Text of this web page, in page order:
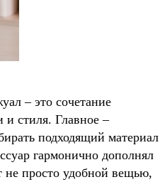
– это сочетание
и стиля. Главное –
подходящий материал
гармонично дополнял
не просто удобной вещью,